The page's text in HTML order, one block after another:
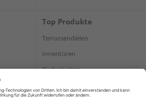
Top Produkte
Terrassendielen
Innentüren
Bodenbeläge